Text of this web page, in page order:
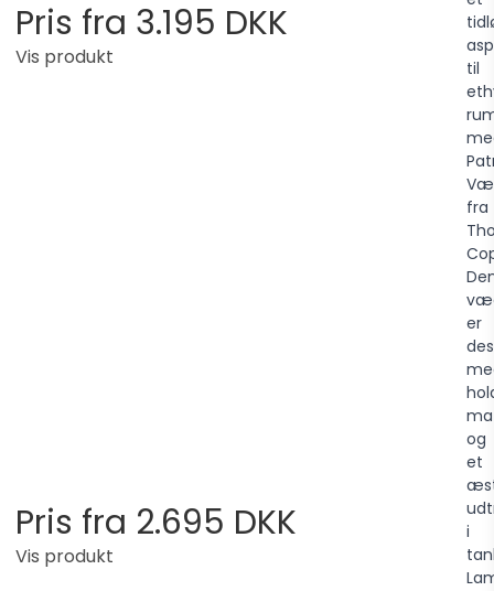
Pris fra 3.195 DKK
Vis produkt
Pris fra 2.695 DKK
Vis produkt
til
fra
er
og
et
i